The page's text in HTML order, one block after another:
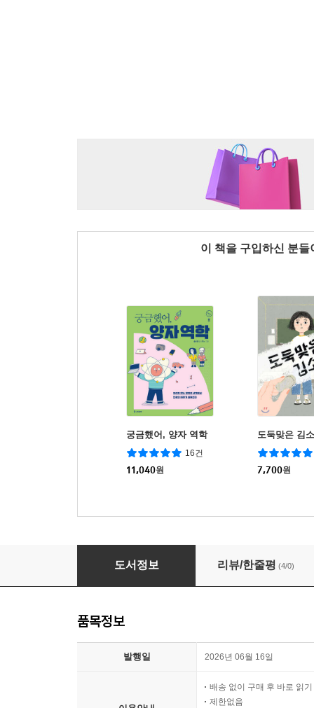
이 책을 구입하신 분
궁금했어, 양자 역학
16건
11,040원
도둑맞은 김
7,700원
과학을 알아야 날씨가 보이지
도서정보 리뷰/한줄평 (4/0)
품목정보
발행일 2026년 06월 16일
배송 없이 구매 후 바로 읽기
제한없음